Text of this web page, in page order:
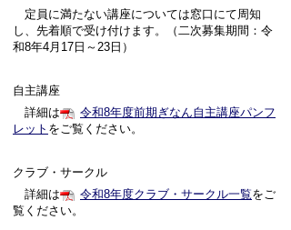
定員に満たない講座については窓口にて周知
し、先着順で受け付けます。（二次募集期間：令
和8年4月17日～23日）
自主講座
詳細は
令和8年度前期ぎなん自主講座パンフ
レット をご覧ください。
クラブ・サークル
詳細は
令和8年度クラブ・サークル一覧をご
覧ください。